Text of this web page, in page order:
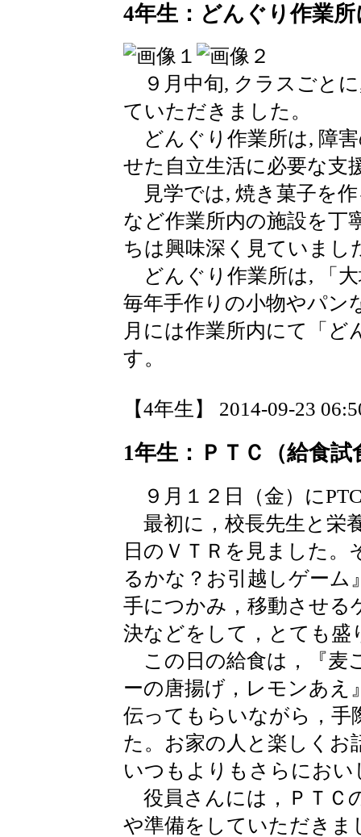
4年生：どんぐり作業
９月中旬, クラスごと
ていただきました。
どんぐり作業所は, 障
せた自立生活に必要な支
見学では, 焼き菓子を
など作業所内の施設を丁
ちは興味深く見ていまし
どんぐり作業所は, 「
毎年手作りの小物やパン
月には作業所内にて「
す。
【4年生】 2014-09-23
1年生：ＰＴＣ（給食試
９月１２日（金）に
最初に，校長先生と栄
日のＶＴＲを見ました。
るかな？お引越しゲー
手につかみ，移動させる
決などをして，とても盛
この日の給食は，『麦
ーの唐揚げ，レモンあ
伝ってもらいながら，手
た。お家の人と楽しくお
いつもよりもさらにお
役員さんには，ＰＴＣ
や準備をしていただき